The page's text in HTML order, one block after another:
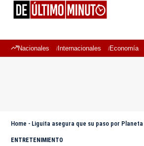
Nacionales Internacionales Economía
Home - Liguita asegura que su paso por
ENTRETENIMIENTO